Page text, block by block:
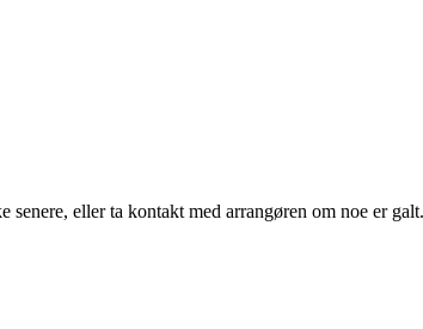
eller ta kontakt med arrangøren om noe er galt.